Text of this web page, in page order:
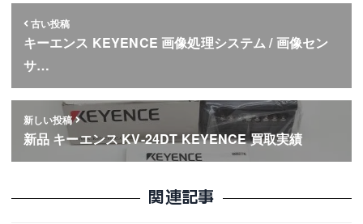
古い投稿
キーエンス KEYENCE 画像処理システム / 画像セン
サ…
新しい投稿
新品 キーエンス KV-24DT KEYENCE 買取実績
関連記事